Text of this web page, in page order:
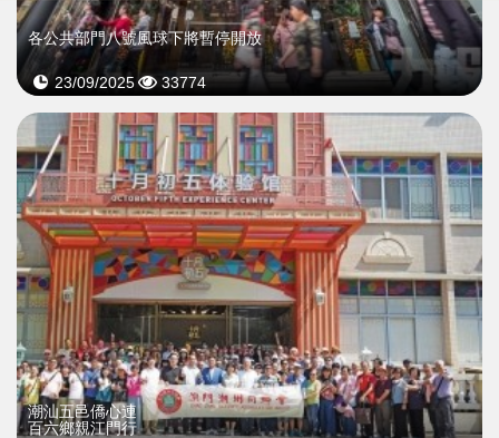
各公共部門八號風球下將暫停開放
23/09/2025 33774
潮汕五邑僑心連
百六鄉親江門行